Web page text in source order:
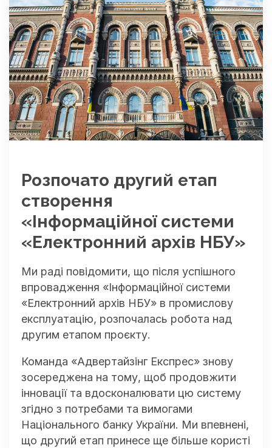
Розпочато другий етап
створення
«Інформаційної системи
«Електронний архів НБУ»
Ми раді повідомити, що після успішного
впровадження «Інформаційної системи
«Електронний архів НБУ» в промислову
експлуатацію, розпочалась робота над
другим етапом проєкту.
Команда «Адвертайзінг Експрес» знову
зосереджена на тому, щоб продовжити
інновації та вдосконалювати цю систему
згідно з потребами та вимогами
Національного банку України. Ми впевнені,
що другий етап принесе ще більше користі